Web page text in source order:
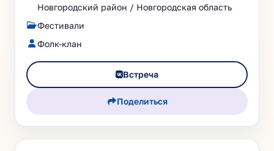
Новгородский район / Новгородская область
Фестивали
Фолк-клан
Встреча
Поделиться